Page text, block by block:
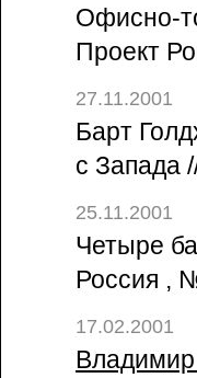
Офисно-
Проект
27.11.2001
Барт
с Запада
25.11.2001
Четыре
Россия ,
17.02.2001